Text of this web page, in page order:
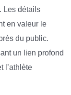
Les détails
en valeur le
du public.
un lien profond
l’athlète